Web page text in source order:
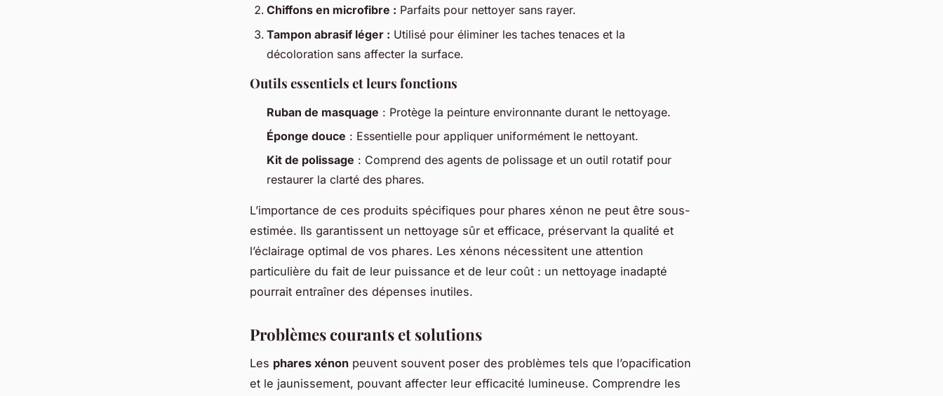
Chiffons en microfibre : Parfaits pour nettoyer sans rayer.
Tampon abrasif léger : Utilisé pour éliminer les taches tenaces et la
décoloration sans affecter la surface.
Outils essentiels et leurs fonctions
Ruban de masquage : Protège la peinture environnante durant le nettoyage.
Éponge douce : Essentielle pour appliquer uniformément le nettoyant.
Kit de polissage : Comprend des agents de polissage et un outil rotatif pour
restaurer la clarté des phares.
L’importance de ces produits spécifiques pour phares xénon ne peut être sous-
estimée. Ils garantissent un nettoyage sûr et efficace, préservant la qualité et
l’éclairage optimal de vos phares. Les xénons nécessitent une attention
particulière du fait de leur puissance et de leur coût : un nettoyage inadapté
pourrait entraîner des dépenses inutiles.
Problèmes courants et solutions
Les phares xénon peuvent souvent poser des problèmes tels que l’opacification
et le jaunissement, pouvant affecter leur efficacité lumineuse. Comprendre les